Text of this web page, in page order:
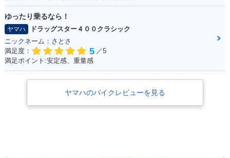
ゆったり乗るなら！
ヤマハ
ドラッグスター４００クラシック
ニックネーム：さとさ
満足度：
5 ／5
満足ポイント:安定感、重量感
ヤマハのバイクレビューを見る